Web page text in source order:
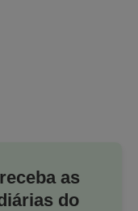
as
do